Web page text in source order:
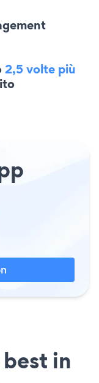
2,5 volte più
in